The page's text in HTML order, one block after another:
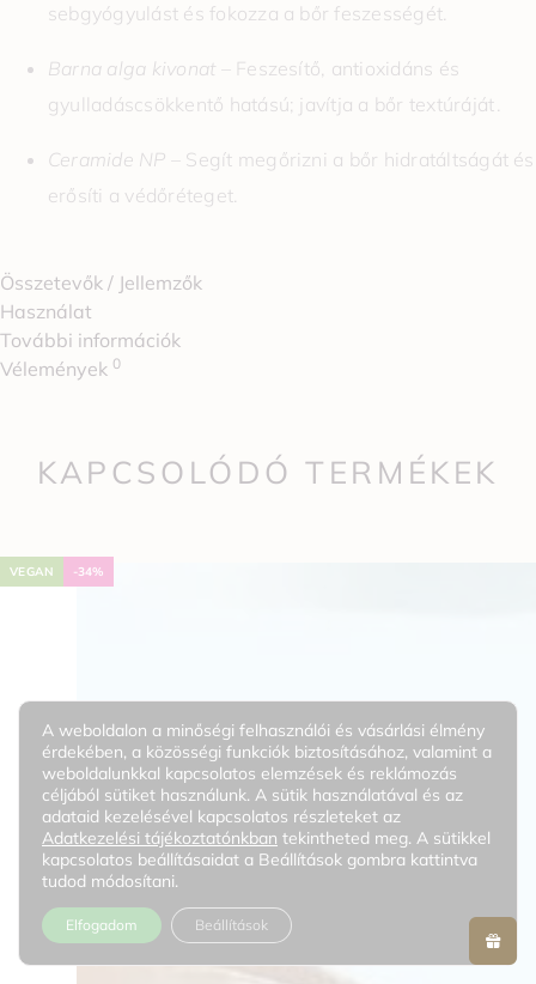
sebgyógyulást és fokozza a bőr feszességét.
Barna alga kivonat – Feszesítő, antioxidáns és
gyulladáscsökkentő hatású; javítja a bőr textúráját .
Ceramide NP
– Segít megőrizni a bőr hidratáltságát és
erősíti a védőréteget.
Összetevők / Jellemzők
Használat
További információk
Vélemények 0
KAPCSOLÓDÓ TERMÉKEK
VEGAN -34%
A weboldalon a minőségi felhasználói és vásárlási élmény
érdekében, a közösségi funkciók biztosításához, valamint a
weboldalunkkal kapcsolatos elemzések és reklámozás
céljából sütiket használunk. A sütik használatával és az
adataid kezelésével kapcsolatos részleteket az
Adatkezelési tájékoztatónkban tekintheted meg. A sütikkel
kapcsolatos beállításaidat a Beállítások gombra kattintva
tudod módosítani.
Elfogadom Beállítások